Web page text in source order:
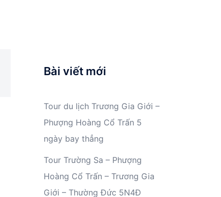
Bài viết mới
Tour du lịch Trương Gia Giới –
Phượng Hoàng Cổ Trấn 5
ngày bay thẳng
Tour Trường Sa – Phượng
Hoàng Cổ Trấn – Trương Gia
Giới – Thường Đức 5N4Đ